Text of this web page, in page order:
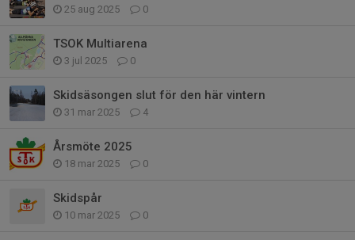
25 aug 2025 0
TSOK Multiarena
3 jul 2025 0
Skidsäsongen slut för den här vintern
31 mar 2025 4
Årsmöte 2025
18 mar 2025 0
Skidspår
10 mar 2025 0